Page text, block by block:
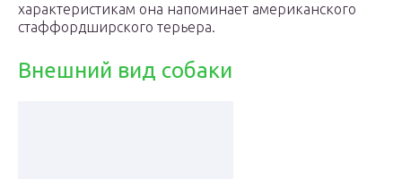
характеристикам она напоминает американского
стаффордширского терьера.
Внешний вид собаки